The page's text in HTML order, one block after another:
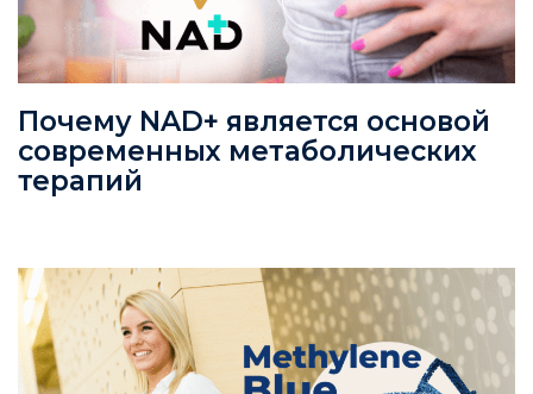
Почему NAD+ является основой
современных метаболических
терапий